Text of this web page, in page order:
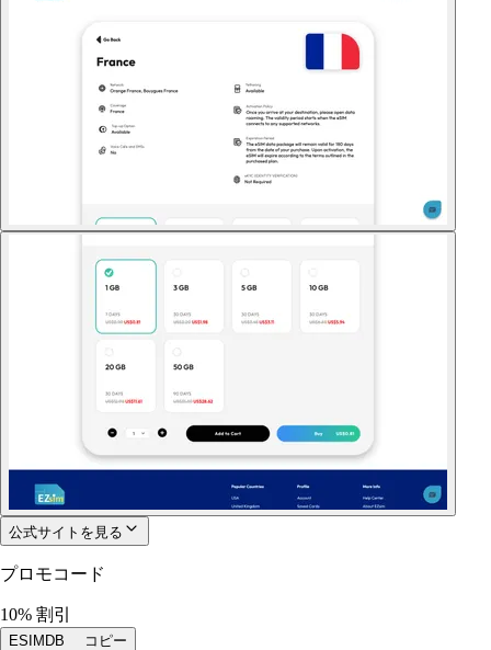
公式サイトを見る
プロモコード
10% 割引
ESIMDB コピー